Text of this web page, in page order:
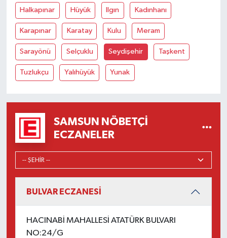
Halkapınar Hüyük Ilgın Kadınhanı
Karapınar Karatay Kulu Meram
Sarayönü Selçuklu Seydişehir Taşkent
Tuzlukçu Yalıhüyük Yunak
SAMSUN NÖBETÇI
ECZANELER
BULVAR ECZANESİ
HACINABİ MAHALLESİ ATATÜRK BULVARI
NO:24/G